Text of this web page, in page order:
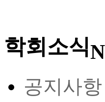
학회소식
공지사항